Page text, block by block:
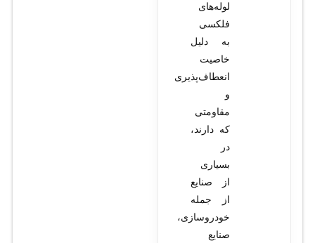
لوله‌های
فلکسی
به دلیل
خاصیت
انعطاف‌پذیری
و
مقاومتی
که دارند،
در
بسیاری
از صنایع
از جمله
خودروسازی،
صنایع